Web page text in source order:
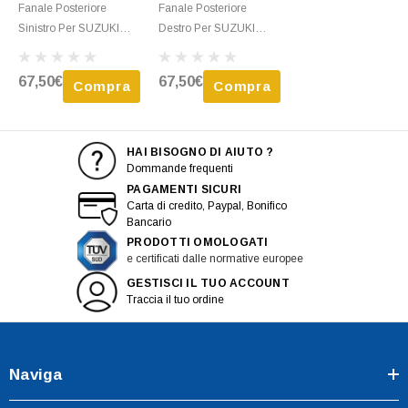
Fanale Posteriore
Sinistro Per SUZUKI
67,50€ Compra
Fanale Posteriore
Destro Per SUZUKI
67,50€ Compra
HAI BISOGNO DI AIUTO ?
Dommande frequenti
PAGAMENTI SICURI
Carta di credito, Paypal, Bonifico
Bancario
PRODOTTI OMOLOGATI
e certificati dalle normative europee
GESTISCI IL TUO ACCOUNT
Traccia il tuo ordine
Naviga